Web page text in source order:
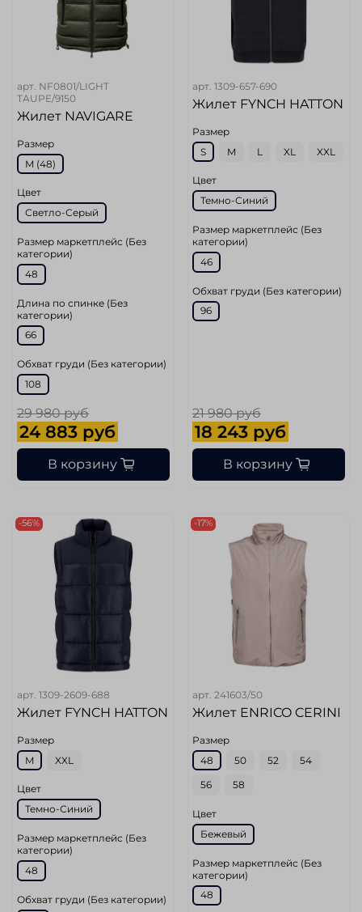
арт. NF0801/LIGHT
TAUPE/9150
Жилет NAVIGARE
Размер
M (48)
Цвет
Светло-Серый
Размер маркетплейс (Без
категории)
48
Длина по спинке (Без
категории)
66
Обхват груди (Без категории)
108
29 980 руб
24 883 руб
В корзину
арт. 1309-657-690
Жилет FYNCH HATTON
Размер
S
M L XL XXL
Цвет
Темно-Синий
Размер маркетплейс (Без
категории)
46
Обхват груди (Без категории)
96
21 980 руб
18 243 руб
В корзину
-56%
арт. 1309-2609-688
Жилет FYNCH HATTON
Размер
M
XXL
Цвет
Темно-Синий
Размер маркетплейс (Без
категории)
48
Обхват груди (Без категории)
-17%
арт. 241603/50
Жилет ENRICO CERINI
Размер
48
50 52 54
56 58
Цвет
Бежевый
Размер маркетплейс (Без
категории)
48